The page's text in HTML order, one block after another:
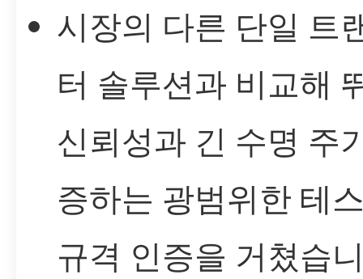
시장의 다른 단일 트
터 솔루션과 비교해
신뢰성과 긴 수명 주
증하는 광범위한 테
규격 인증을 거쳤습